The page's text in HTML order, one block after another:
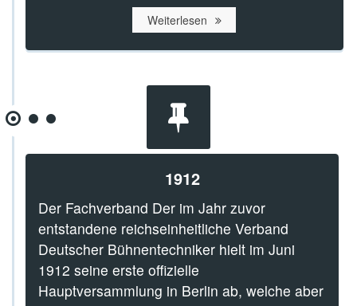
Weiterlesen
1912
Der Fachverband Der im Jahr zuvor
entstandene reichseinheitliche Verband
Deutscher Bühnentechniker hielt im Juni
1912 seine erste offizielle
Hauptversammlung in Berlin ab, welche aber